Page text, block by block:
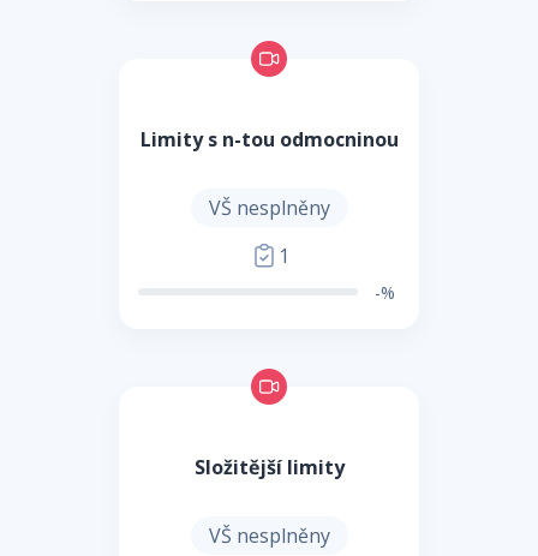
Limity s n-tou odmocninou
VŠ nesplněny
1
-%
Složitější limity
VŠ nesplněny